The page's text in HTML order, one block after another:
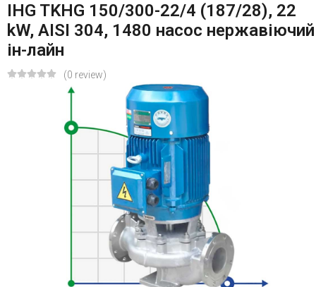
IHG TKHG 150/300-22/4 (187/28), 22
kW, AISI 304, 1480 насос нержавіючий
ін-лайн
(0 review)